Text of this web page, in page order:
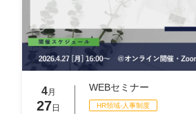
4月
27日
WEBセミナー
HR領域-⼈事制度